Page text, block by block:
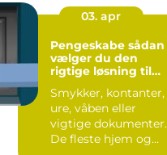
03. apr
Pengeskabe sådan
vælger du den
rigtige løsning til
Smykker, kontanter,
ure, våben eller
vigtige dokumenter.
De fleste hjem og